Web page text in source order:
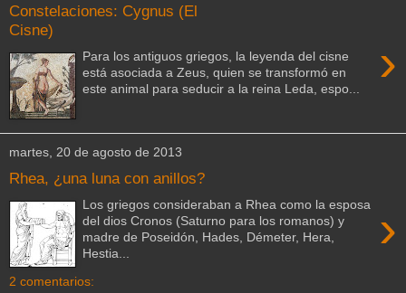
Constelaciones: Cygnus (El
Cisne)
›
Para los antiguos griegos, la leyenda del cisne
está asociada a Zeus, quien se transformó en
este animal para seducir a la reina Leda, espo...
martes, 20 de agosto de 2013
Rhea, ¿una luna con anillos?
›
Los griegos consideraban a Rhea como la esposa
del dios Cronos (Saturno para los romanos) y
madre de Poseidón, Hades, Démeter, Hera,
Hestia...
2 comentarios: